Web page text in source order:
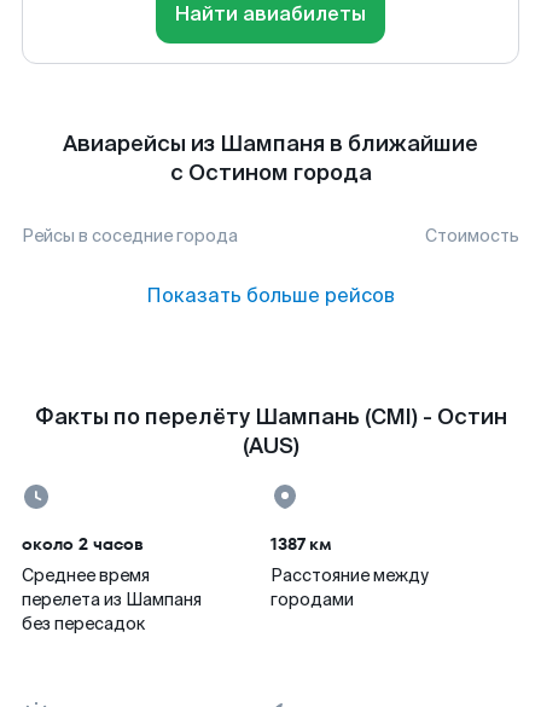
Найти авиабилеты
Авиарейсы из Шампаня в ближайшие
с Остином города
Рейсы в соседние города Стоимость
Показать больше рейсов
Факты по перелёту Шампань (CMI) - Остин
(AUS)
около 2 часов
Среднее время
перелета из Шампаня
без пересадок
1387 км
Расстояние между
городами